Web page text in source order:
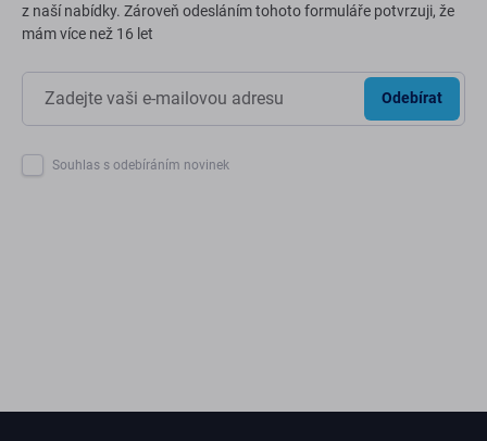
z naší nabídky. Zároveň odesláním tohoto formuláře potvrzuji, že
mám více než 16 let
Odebírat
Souhlas s odebíráním novinek